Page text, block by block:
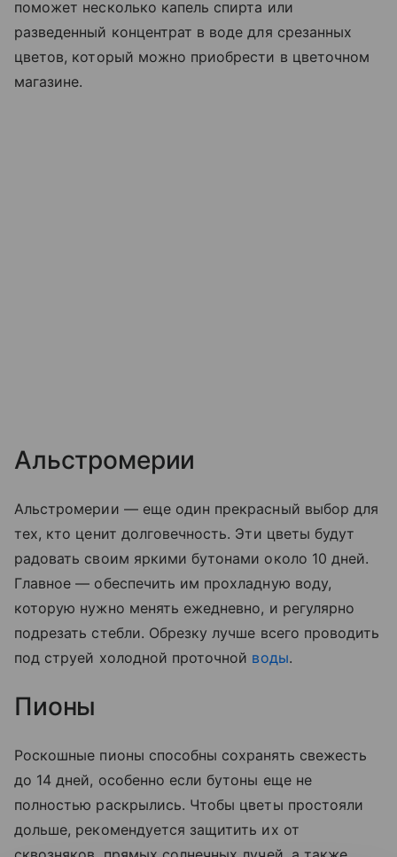
поможет несколько капель спирта или
разведенный концентрат в воде для срезанных
цветов, который можно приобрести в цветочном
магазине.
Альстромерии
Альстромерии — еще один прекрасный выбор для
тех, кто ценит долговечность. Эти цветы будут
радовать своим яркими бутонами около 10 дней.
Главное — обеспечить им прохладную воду,
которую нужно менять ежедневно, и регулярно
подрезать стебли. Обрезку лучше всего проводить
под струей холодной проточной воды.
Пионы
Роскошные пионы способны сохранять свежесть
до 14 дней, особенно если бутоны еще не
полностью раскрылись. Чтобы цветы простояли
дольше, рекомендуется защитить их от